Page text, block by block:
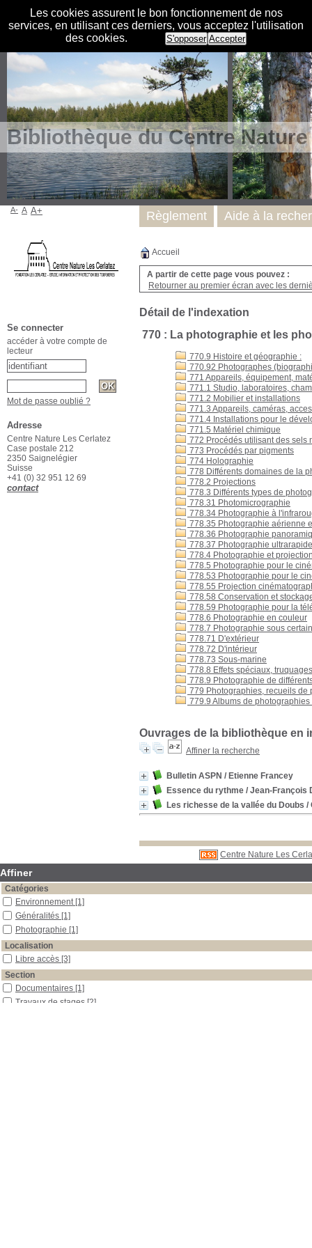
Les cookies assurent le bon fonctionnement de nos
services, en utilisant ces derniers, vous acceptez l'utilisation
des cookies.
S'opposer Accepter
Bibliothèque du Centre
Accueil
A partir de cette page vous pouvez :
Retourner au premier écran avec les
Détail de l'indexation
770 : La photographie et les
770.9 Histoire et géographie :
770.92 Photographes
771 Appareils, équipement,
771.1 Studio, laboratoires,
771.2 Mobilier et installations
771.3 Appareils, caméras,
771.4 Installations pour le
771.5 Matériel chimique
772 Procédés utilisant des sels
773 Procédés par pigments
774 Holographie
778 Différents domaines de la
778.2 Projections
778.3 Différents types de
778.31 Photomicrographie
778.34 Photographie à
778.35 Photographie aérienne
778.36 Photographie
778.37 Photographie ultrarapide
778.4 Photographie et
778.5 Photographie pour le
778.53 Photographie pour le
778.55 Projection
778.58 Conservation et
778.59 Photographie pour la
778.6 Photographie en couleur
778.7 Photographie sous
778.71 D'extérieur
778.72 D'intérieur
778.73 Sous-marine
778.8 Effets spéciaux, truquages
778.9 Photographie de
779 Photographies, recueils de
779.9 Albums de photographies
Ouvrages de la bibliothèque en
Affiner la recherche
Bulletin ASPN / Etienne Francey
Essence du rythme / Jean-François
Les richesse de la vallée du Doubs /
Centre Nature Les
Règlement Aide à la
A- A A+
Se connecter
accéder à votre compte de
lecteur
Mot de passe oublié ?
Adresse
Centre Nature Les Cerlatez
Case postale 212
2350 Saignelégier
Suisse
+41 (0) 32 951 12 69
contact
Affiner
Catégories
Environnement [1]
Généralités [1]
Photographie [1]
Localisation
Libre accès [3]
Section
Documentaires [1]
Travaux de stages [2]